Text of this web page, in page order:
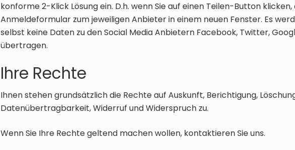
konforme 2-Klick Lösung ein. D.h. wenn Sie auf einen Teilen-Button
Anmeldeformular zum jeweiligen Anbieter in einem neuen Fenster. Es
selbst keine Daten zu den Social Media Anbietern Facebook, Twitter,
übertragen.
Ihre Rechte
Ihnen stehen grundsätzlich die Rechte auf Auskunft, Berichtigung,
Datenübertragbarkeit, Widerruf und Widerspruch zu.
Wenn Sie Ihre Rechte geltend machen wollen, kontaktieren Sie uns.